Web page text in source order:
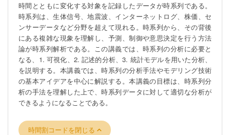
時間とともに変化する対象を記録したデータが時系列である。
時系列は、生体信号、地震波、インターネットログ、株価、セ
ンサーデータなど分野を超えて現れる。時系列から、その背後
にある複雑な現象を理解し、予測、制御や意思決定を行う方法
論が時系列解析である。この講義では、時系列の分析に必要と
なる、1. 可視化、2. 記述的分析、3. 統計モデルを用いた分析、
を説明する。本講義では、時系列の分析手法やモデリング技術
の基本アイデアを中心に解説する。本講義の目標は、時系列分
析の手法を理解した上で、時系列データに対して適切な分析が
できるようになることである。
時間割コードを閉じる